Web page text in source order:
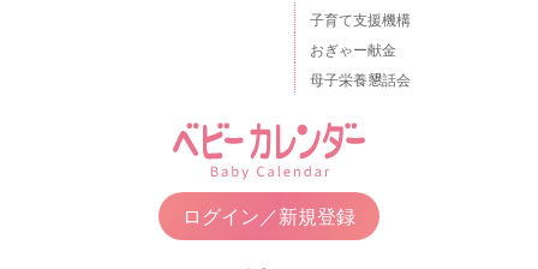
子育て支援機構
おぎゃー献金
母子栄養懇話会
ログイン／新規登録